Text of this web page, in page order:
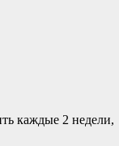
каждые 2 недели,